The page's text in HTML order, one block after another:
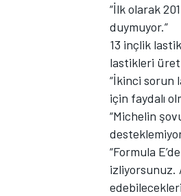
“İlk olarak
duymuyor.”
13 inçlik
lastikleri
“İkinci sorun
için faydalı
“Michelin
“Formula
izliyorsunuz.